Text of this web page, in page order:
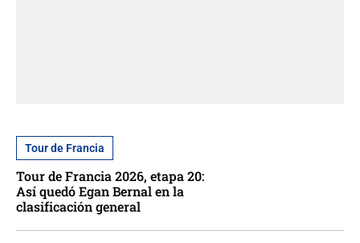
Tour de Francia
Tour de Francia 2026, etapa 20:
Así quedó Egan Bernal en la
clasificación general